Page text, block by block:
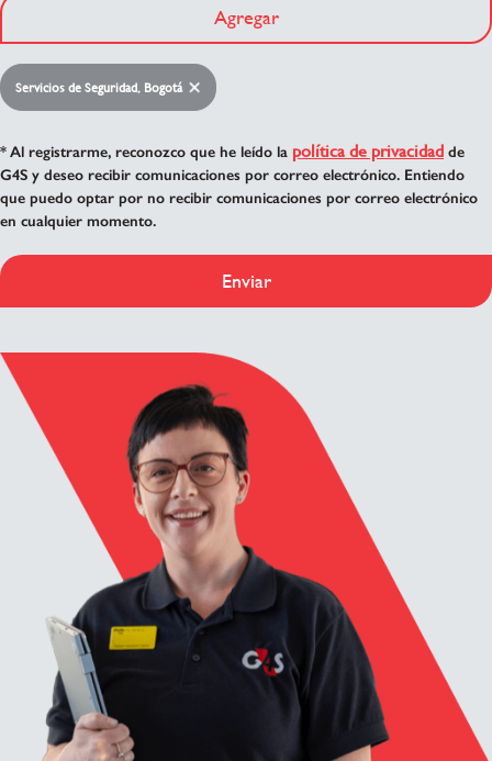
Agregar
Servicios de Seguridad, Bogotá
* Al registrarme, reconozco que he leído la política de privacidad de
G4S y deseo recibir comunicaciones por correo electrónico. Entiendo
que puedo optar por no recibir comunicaciones por correo electrónico
en cualquier momento.
Enviar